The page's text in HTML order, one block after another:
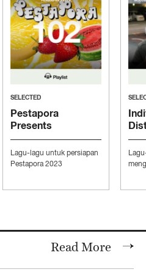
SELECTED
Pestapora
Presents
“Persiapan Pesta”
Lagu-lagu untuk persiapan
Pestapora 2023
Read More